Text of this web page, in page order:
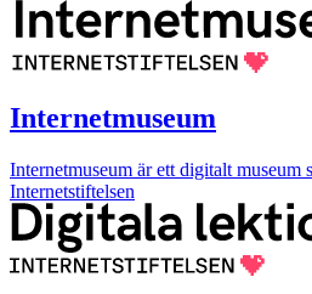
Internetmuseum
Internetmuseum är ett digitalt museum
Internetstiftelsen